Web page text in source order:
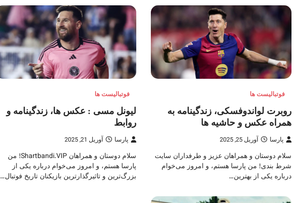
فوتبالیست ها
روبرت لواندوفسکی، زندگینامه به
همراه عکس و حاشیه ها
پارسا آوریل 25, 2025
سلام دوستان و همراهان عزیز و طرفداران سایت
شرط بندی! من پارسا هستم، و امروز می‌خوام
درباره یکی از بهترین…
فوتبالیست ها
لیونل مسی : عکس ها، زندگینامه و
روابط
پارسا آوریل 21, 2025
سلام دوستان و همراهان Shartbandi.VIP! من
پارسا هستم، و امروز می‌خوام درباره یکی از
بزرگ‌ترین و تاثیرگذارترین بازیکنان تاریخ فوتبال…